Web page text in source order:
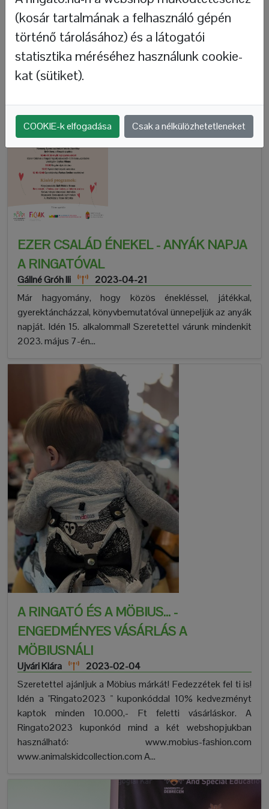
EZER CSALÁD ÉNEKEL - ANYÁK NAPJA
A RINGATÓVAL
Gállné Gróh Ili
2023-04-21
Már hagyomány, hogy közös énekléssel, játékkal,
gyerektáncházzal, könyvbemutatóval ünnepeljük az anyák
napját. Idén 15. alkalommal! Szeretettel várunk mindenkit
2023. május 7-én...
A RINGATÓ ÉS A MÖBIUS... -
ENGEDMÉNYES VÁSÁRLÁS A
MÖBIUSNÁL!
Ujvári Klára
2023-02-04
Szeretettel ajánljuk a Möbius márkát! Fedezzétek fel ti is!
Idén a "Ringato2023 " kuponkóddal 10% kedvezményt
kaptok minden 10.000,- Ft feletti vásárláskor. A
Ringato2023 kuponkód mind a két webshopjukban
használható: www.mobius-fashion.com
www.animalskidcollection.com A...
(kosár tartalmának a felhasználó gépén
történő tárolásához) és a látogatói
statisztika méréséhez használunk cookie-
kat (sütiket).
COOKIE-k elfogadása Csak a nélkülözhetetleneket